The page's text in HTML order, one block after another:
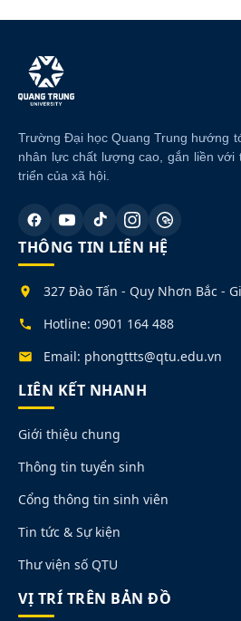
Trường Đại học Quang Trung hướng
nhân lực chất lượng cao, gắn liền với
triển của xã hội.
THÔNG TIN LIÊN HỆ
327 Đào Tấn - Quy Nhơn Bắc -
Hotline: 0901 164 488
Email: phongttts@qtu.edu.vn
LIÊN KẾT NHANH
Giới thiệu chung
Thông tin tuyển sinh
Cổng thông tin sinh viên
Tin tức & Sự kiện
Thư viện số QTU
VỊ TRÍ TRÊN BẢN ĐỒ